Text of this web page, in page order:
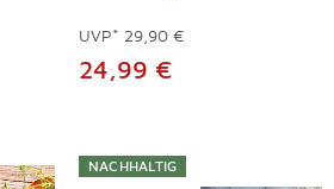
UVP* 29,90 €
24,99 €
NACHHALTIG